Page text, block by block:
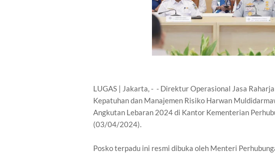
LUGAS | Jakarta, - - Direktur Operasional Jasa
Kepatuhan dan Manajemen Risiko Harwan
Angkutan Lebaran 2024 di Kantor Kementerian
(03/04/2024).
Posko terpadu ini resmi dibuka oleh Menteri